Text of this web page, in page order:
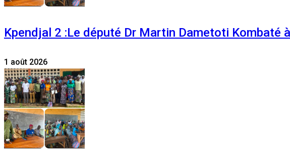
Kpendjal 2 :Le député Dr Martin Dametoti Kombaté
1 août 2026